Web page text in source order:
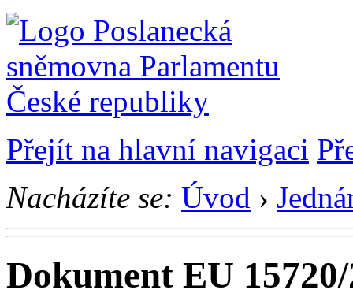
Přejít na hlavní navigaci
Nacházíte se: Úvod ›
Dokument EU